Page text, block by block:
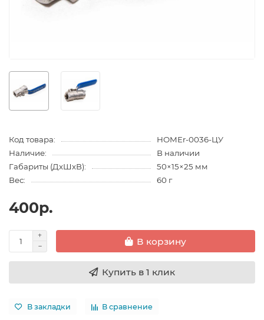
Код товара:
HOMEr-0036-ЦУ
Наличие:
В наличии
Габариты (ДхШхВ):
50×15×25 мм
Вес:
60 г
400р.
В корзину
Купить в 1 клик
В закладки В сравнение